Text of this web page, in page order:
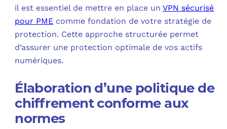
il est essentiel de mettre en place unVPN sécurisé
pour PME comme fondation de votre stratégie de
protection. Cette approche structurée permet
d’assurer une protection optimale de vos actifs
numériques.
Élaboration d’une politique de
chiffrement conforme aux
normes